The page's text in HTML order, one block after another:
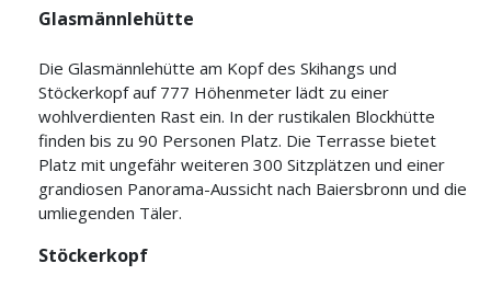
Glasmännlehütte
Die Glasmännlehütte am Kopf des Skihangs und
Stöckerkopf auf 777 Höhenmeter lädt zu einer
wohlverdienten Rast ein. In der rustikalen Blockhütte
finden bis zu 90 Personen Platz. Die Terrasse bietet
Platz mit ungefähr weiteren 300 Sitzplätzen und einer
grandiosen Panorama-Aussicht nach Baiersbronn und die
umliegenden Täler.
Stöckerkopf